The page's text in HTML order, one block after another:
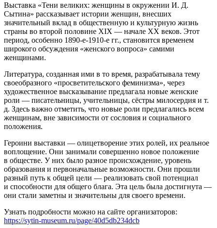
Выставка «Тени великих: женщины в окружении И. Д.
Сытина» рассказывает истории женщин, внесших
значительный вклад в общественную и культурную жизнь
страны во второй половине XIX — начале XX веков. Этот
период, особенно 1890-е-1910-е гг., становится временем
широкого обсуждения «женского вопроса» самими
женщинами.
Литература, созданная ими в то время, разрабатывала тему
своеобразного «просветительского феминизма», через
художественное высказывание предлагала новые женские
роли — писательницы, учительницы, сёстры милосердия и т.
д. Здесь важно отметить, что новые роли предлагались всем
женщинам, вне зависимости от сословия и социального
положения.
Героини выставки — олицетворение этих ролей, их реальное
воплощение. Они занимали совершенно новое положение
в обществе. У них было разное происхождение, уровень
образования и первоначальные возможности. Они прошли
разный путь к общей цели — реализовать свой потенциал
и способности для общего блага. Эта цель была достигнута —
они стали заметны и значительны для своего времени.
Узнать подробности можно на сайте организаторов:
https://sytin-museum.ru/page/40d5db234dcb